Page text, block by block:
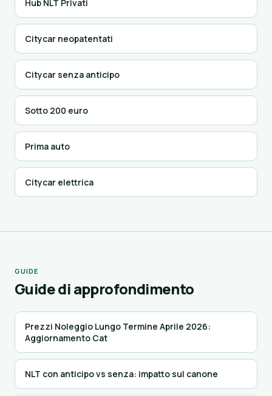
Hub NLT Privati
Citycar neopatentati
Citycar senza anticipo
Sotto 200 euro
Prima auto
Citycar elettrica
GUIDE
Guide di approfondimento
Prezzi Noleggio Lungo Termine Aprile 2026:
Aggiornamento Cat
NLT con anticipo vs senza: impatto sul canone